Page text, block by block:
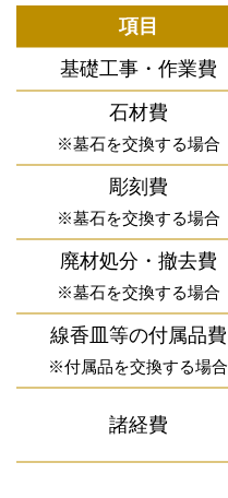
項目
基礎工事・作業費
石材費
※墓石を交換する場合
彫刻費
※墓石を交換する場合
廃材処分・撤去費
※墓石を交換する場合
線香皿等の付属品費
※付属品を交換する場合
諸経費